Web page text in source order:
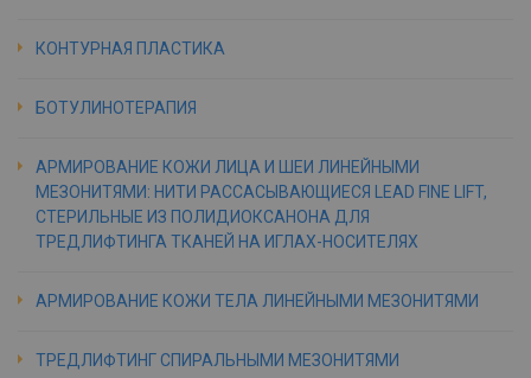
КОНТУРНАЯ ПЛАСТИКА
БОТУЛИНОТЕРАПИЯ
АРМИРОВАНИЕ КОЖИ ЛИЦА И ШЕИ ЛИНЕЙНЫМИ
МЕЗОНИТЯМИ: НИТИ РАССАСЫВАЮЩИЕСЯ LEAD FINE LIFT,
СТЕРИЛЬНЫЕ ИЗ ПОЛИДИОКСАНОНА ДЛЯ
ТРЕДЛИФТИНГА ТКАНЕЙ НА ИГЛАХ-НОСИТЕЛЯХ
АРМИРОВАНИЕ КОЖИ ТЕЛА ЛИНЕЙНЫМИ МЕЗОНИТЯМИ
ТРЕДЛИФТИНГ СПИРАЛЬНЫМИ МЕЗОНИТЯМИ